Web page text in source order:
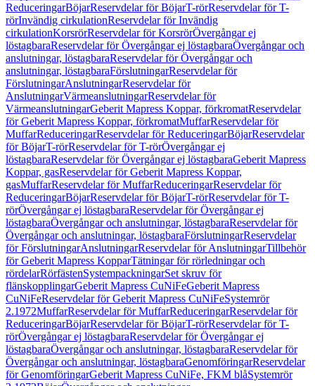
ReduceringarBöjarReservdelar för BöjarT-rörReservdelar för T-
rörInvändig cirkulationReservdelar för Invändig
cirkulationKorsrörReservdelar för KorsrörÖvergångar ej
löstagbaraReservdelar för Övergångar ej löstagbaraÖvergångar och
anslutningar, löstagbaraReservdelar för Övergångar och
anslutningar, löstagbaraFörslutningarReservdelar för
FörslutningarAnslutningarReservdelar för
AnslutningarVärmeanslutningarReservdelar för
VärmeanslutningarGeberit Mapress Koppar, förkromatReservdelar
för Geberit Mapress Koppar, förkromatMuffarReservdelar för
MuffarReduceringarReservdelar för ReduceringarBöjarReservdelar
för BöjarT-rörReservdelar för T-rörÖvergångar ej
löstagbaraReservdelar för Övergångar ej löstagbaraGeberit Mapress
Koppar, gasReservdelar för Geberit Mapress Koppar,
gasMuffarReservdelar för MuffarReduceringarReservdelar för
ReduceringarBöjarReservdelar för BöjarT-rörReservdelar för T-
rörÖvergångar ej löstagbaraReservdelar för Övergångar ej
löstagbaraÖvergångar och anslutningar, löstagbaraReservdelar för
Övergångar och anslutningar, löstagbaraFörslutningarReservdelar
för FörslutningarAnslutningarReservdelar för AnslutningarTillbehör
för Geberit Mapress KopparTätningar för rörledningar och
rördelarRörfästenSystempackningarSet skruv för
flänskopplingarGeberit Mapress CuNiFeGeberit Mapress
CuNiFeReservdelar för Geberit Mapress CuNiFeSystemrör
2.1972MuffarReservdelar för MuffarReduceringarReservdelar för
ReduceringarBöjarReservdelar för BöjarT-rörReservdelar för T-
rörÖvergångar ej löstagbaraReservdelar för Övergångar ej
löstagbaraÖvergångar och anslutningar, löstagbaraReservdelar för
Övergångar och anslutningar, löstagbaraGenomföringarReservdelar
för GenomföringarGeberit Mapress CuNiFe, FKM blåSystemrör